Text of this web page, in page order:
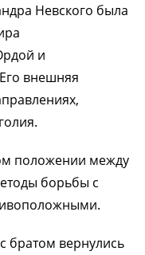
Невского была
и
внешняя
положении между
борьбы с
братом вернулись